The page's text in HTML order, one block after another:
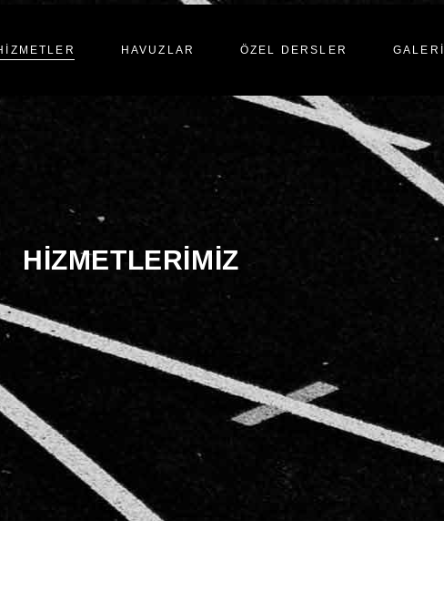
HAVUZLAR ÖZEL DERSLER GALERI
HIZMETLERIMIZ